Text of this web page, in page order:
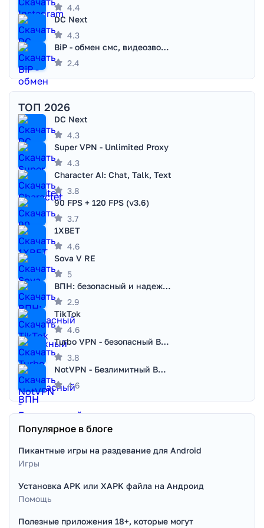
4.4
DC Next
4.3
BiP - обмен смс, видеозвонками
2.4
ТОП 2026
DC Next
4.3
Super VPN - Unlimited Proxy
4.3
Character AI: Chat, Talk, Text
3.8
90 FPS + 120 FPS (v3.6)
3.7
1XBET
4.6
Sova V RE
5
ВПН: безопасный и надежный VPN
2.9
TikTok
4.6
Turbo VPN - безопасный ВПН
3.8
NotVPN - Безлимитный ВПН | VPN
4.6
Популярное в блоге
Пикантные игры на раздевание для Android
Игры
Установка APK или XAPK файла на Андроид
Помощь
Полезные приложения 18+, которые могут